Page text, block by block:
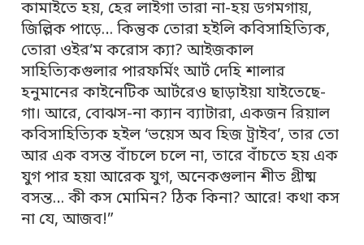
কামাইতে হয়, হের লাইগা তারা না-হয় ডগমগায়,
জিল্লিক পাড়ে… কিন্তুক তোরা হইলি কবিসাহিত্যিক,
তোরা ওইর’ম করোস ক্যা? আইজকাল
সাহিত্যিকগুলার পারফর্মিং আর্ট দেহি শালার
হনুমানের কাইনেটিক আর্টরেও ছাড়াইয়া যাইতেছে-
গা। আরে, বোঝস-না ক্যান ব্যাটারা, একজন রিয়াল
কবিসাহিত্যিক হইল ‘ভয়েস অব হিজ ট্রাইব’, তার তো
আর এক বসন্ত বাঁচলে চলে না, তারে বাঁচতে হয় এক
যুগ পার হয়া আরেক যুগ, অনেকগুলান শীত গ্রীষ্ম
বসন্ত… কী কস মোমিন? ঠিক কিনা? আরে! কথা কস
না যে, আজব!”